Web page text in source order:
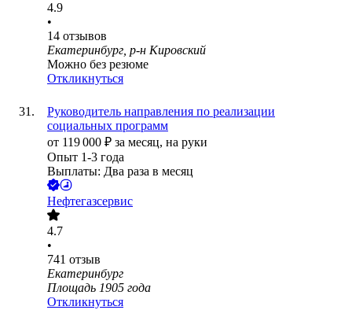
4.9
•
14 отзывов
Екатеринбург, р-н Кировский
Можно без резюме
Откликнуться
Руководитель направления по реализации
социальных программ
от 119 000 ₽ за месяц, на руки
Опыт 1-3 года
Выплаты: Два раза в месяц
Нефтегазсервис
4.7
•
741 отзыв
Екатеринбург
Площадь 1905 года
Откликнуться